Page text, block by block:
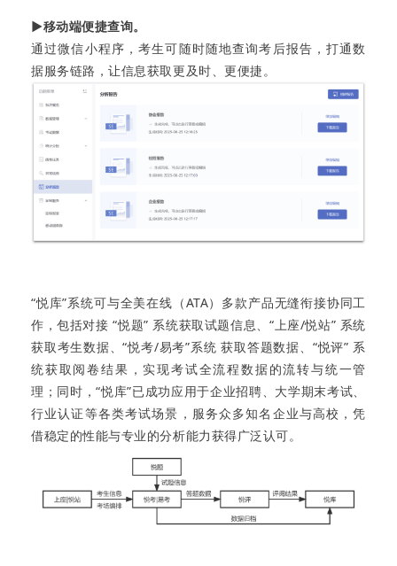
▶移动端便捷查询。
通过微信小程序，考生可随时随地查询考后报告，打通数
据服务链路，让信息获取更及时、更便捷。
“悦库”系统可与全美在线（ATA）多款产品无缝衔接协同工
作，包括对接 “悦题” 系统获取试题信息、“上座/悦站” 系统
获取考生数据、“悦考/易考”系统 获取答题数据、“悦评” 系
统获取阅卷结果，实现考试全流程数据的流转与统一管
理；同时，“悦库”已成功应用于企业招聘、大学期末考试、
行业认证等各类考试场景，服务众多知名企业与高校，凭
借稳定的性能与专业的分析能力获得广泛认可。